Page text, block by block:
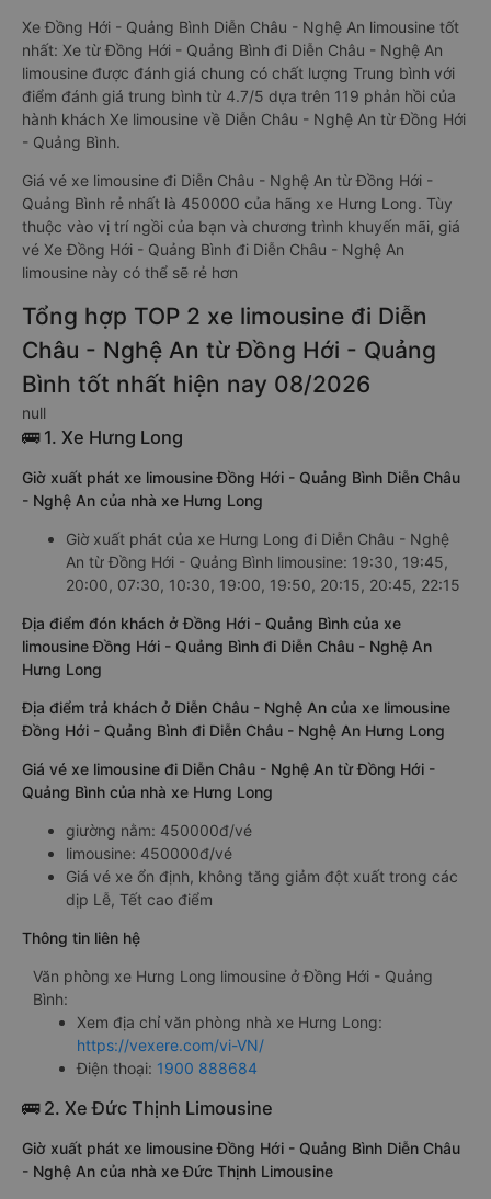
Xe Đồng Hới - Quảng Bình Diễn Châu - Nghệ An limousine tốt
nhất: Xe từ Đồng Hới - Quảng Bình đi Diễn Châu - Nghệ An
limousine được đánh giá chung có chất lượng Trung bình với
điểm đánh giá trung bình từ 4.7/5 dựa trên 119 phản hồi của
hành khách Xe limousine về Diễn Châu - Nghệ An từ Đồng Hới
- Quảng Bình.
Giá vé xe limousine đi Diễn Châu - Nghệ An từ Đồng Hới -
Quảng Bình rẻ nhất là 450000 của hãng xe Hưng Long. Tùy
thuộc vào vị trí ngồi của bạn và chương trình khuyến mãi, giá
vé Xe Đồng Hới - Quảng Bình đi Diễn Châu - Nghệ An
limousine này có thể sẽ rẻ hơn
Tổng hợp TOP 2 xe limousine đi Diễn
Châu - Nghệ An từ Đồng Hới - Quảng
Bình tốt nhất hiện nay 08/2026
null
🚌 1. Xe Hưng Long
Giờ xuất phát xe limousine Đồng Hới - Quảng Bình Diễn Châu
- Nghệ An của nhà xe Hưng Long
Giờ xuất phát của xe Hưng Long đi Diễn Châu - Nghệ
An từ Đồng Hới - Quảng Bình limousine: 19:30, 19:45,
20:00, 07:30, 10:30, 19:00, 19:50, 20:15, 20:45, 22:15
Địa điểm đón khách ở Đồng Hới - Quảng Bình của xe
limousine Đồng Hới - Quảng Bình đi Diễn Châu - Nghệ An
Hưng Long
Địa điểm trả khách ở Diễn Châu - Nghệ An của xe limousine
Đồng Hới - Quảng Bình đi Diễn Châu - Nghệ An Hưng Long
Giá vé xe limousine đi Diễn Châu - Nghệ An từ Đồng Hới -
Quảng Bình của nhà xe Hưng Long
giường nằm: 450000đ/vé
limousine: 450000đ/vé
Giá vé xe ổn định, không tăng giảm đột xuất trong các
dịp Lễ, Tết cao điểm
Thông tin liên hệ
Văn phòng xe Hưng Long limousine ở Đồng Hới - Quảng
Bình:
Xem địa chỉ văn phòng nhà xe Hưng Long:
https://vexere.com/vi-VN/
Điện thoại: 1900 888684
🚌 2. Xe Đức Thịnh Limousine
Giờ xuất phát xe limousine Đồng Hới - Quảng Bình Diễn Châu
- Nghệ An của nhà xe Đức Thịnh Limousine